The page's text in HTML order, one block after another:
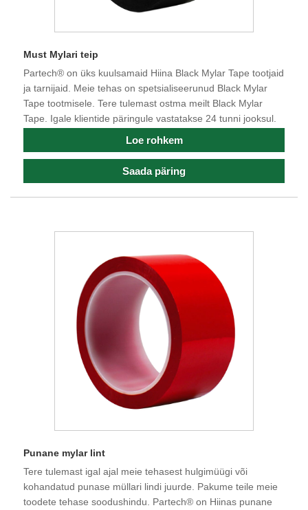
Must Mylari teip
Partech® on üks kuulsamaid Hiina Black Mylar Tape tootjaid
ja tarnijaid. Meie tehas on spetsialiseerunud Black Mylar
Tape tootmisele. Tere tulemast ostma meilt Black Mylar
Tape. Igale klientide päringule vastatakse 24 tunni jooksul.
Loe rohkem
Saada päring
Punane mylar lint
Tere tulemast igal ajal meie tehasest hulgimüügi või
kohandatud punase müllari lindi juurde. Pakume teile meie
toodete tehase soodushindu. Partech® on Hiinas punane